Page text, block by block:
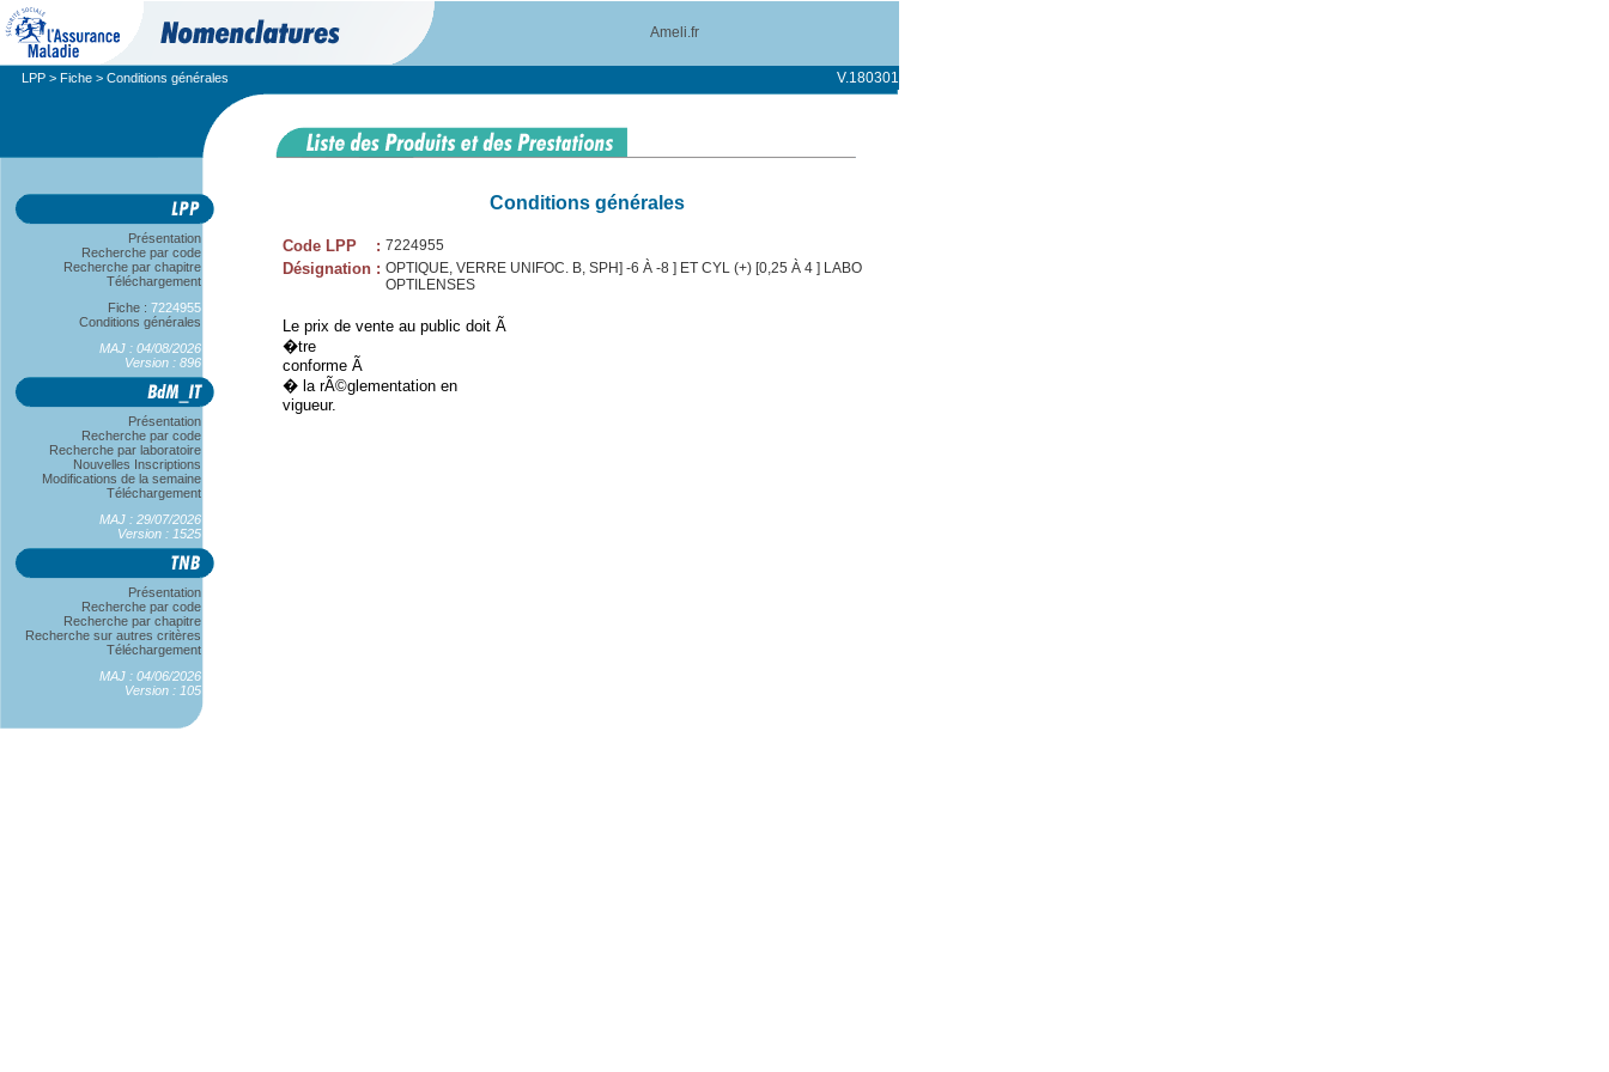
Ameli.fr
LPP > Fiche > Conditions générales V.180301
Présentation
Recherche par code
Recherche par chapitre
Téléchargement
Fiche : 7224955
Conditions générales
MAJ : 04/08/2026
Version : 896
Présentation
Recherche par code
Recherche par laboratoire
Nouvelles Inscriptions
Modifications de la semaine
Téléchargement
MAJ : 29/07/2026
Version : 1525
Présentation
Recherche par code
Recherche par chapitre
Recherche sur autres critères
Téléchargement
MAJ : 04/06/2026
Version : 105
Conditions générales
Code LPP : 7224955
Désignation : OPTIQUE, VERRE UNIFOC. B, SPH] -6 À -8 ] ET CYL (+) [0,25 À 4 ] LABO
OPTILENSES
Le prix de vente au public doit Ã
�tre
conforme Ã
� la rÃ©glementation en
vigueur.